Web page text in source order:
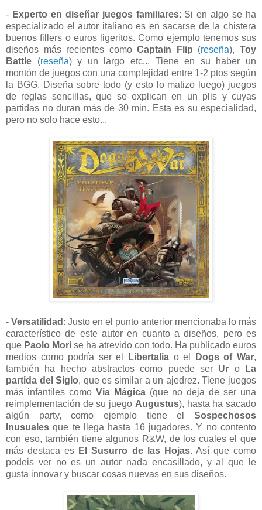
- Experto en diseñar juegos familiares: Si en algo se ha
especializado el autor italiano es en sacarse de la chistera
buenos fillers o euros ligeritos. Como ejemplo tenemos sus
diseños más recientes comoCaptain Flip (reseña),Toy
Battle (reseña) y un largo etc... Tiene en su haber un
montón de juegos con una complejidad entre 1-2 ptos según
la BGG. Diseña sobre todo (y esto lo matizo luego) juegos
de reglas sencillas, que se explican en un plis y cuyas
partidas no duran más de 30 min. Esta es su especialidad,
pero no solo hace esto...
- Versatilidad : Justo en el punto anterior mencionaba lo más
característico de este autor en cuanto a diseños, pero es
que Paolo Mori se ha atrevido con todo. Ha publicado euros
medios como podría ser el
Libertalia o el Dogs of War,
también ha hecho abstractos como puede ser Ur o
La
partida del Siglo, que es similar a un ajedrez. Tiene juegos
más infantiles como Via Mágica(que no deja de ser una
reimplementación de su juego Augustus), hasta ha sacado
algún party, como ejemplo tiene el Sospechosos
Inusuales que te llega hasta 16 jugadores. Y no contento
con eso, también tiene algunos R&W, de los cuales el que
más destaca es El Susurro de las Hojas. Así que como
podeis ver no es un autor nada encasillado, y al que le
gusta innovar y buscar cosas nuevas en sus diseños.